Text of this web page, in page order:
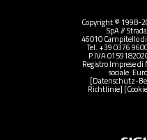
Copyright © 1998-
SpA //
46010 Campitello
Tel. +39 0376
P.IVA
Registro Imprese
sociale:
[Datenschutz-
Richtlinie]